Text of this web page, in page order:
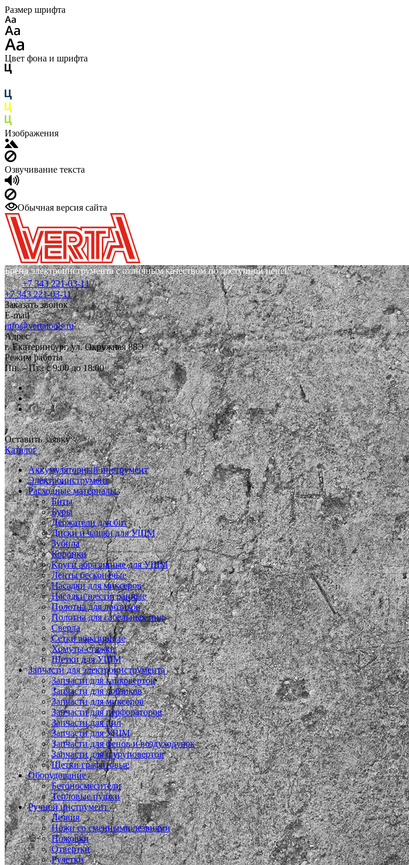
Размер шрифта
Цвет фона и шрифта
Изображения
Озвучивание текста
Обычная версия сайта
Бренд электроинструмента с отличным качеством по доступной цене!
+7 343 221-03-11
+7 343 221-03-11
Заказать звонок
E-mail
info@vertatools.ru
Адрес
г. Екатеринбург, ул. Окружная 88Э
Режим работы
Пн. – Пт.: с 9:00 до 18:00
Оставить заявку
Каталог
Аккумуляторный инструмент
Электроинструмент
Расходные материалы
Биты
Буры
Держатели для бит
Диски и чашки для УШМ
Зубила
Коронки
Круги абразивные для УШМ
Ленты бесконечые
Насадки для миксеров
Насадки шестигранные
Полотна для лобзиков
Полотна для сабельных пил
Сверла
Сетки абразивные
Хомуты-стяжки
Щетки для УШМ
Запчасти для электроинструмента
Запчасти для гайковертов
Запчасти для лобзиков
Запчасти для миксеров
Запчасти для перфораторов
Запчасти для пил
Запчасти для УШМ
Запчасти для фенов и воздуходувок
Запчасти для шуруповертов
Щетки графитовые
Оборудование
Бетоносмесители
Тепловые пушки
Ручной инструмент
Лезвия
Ножи со сменными лезвиями
Ножовки
Отвертки
Рулетки